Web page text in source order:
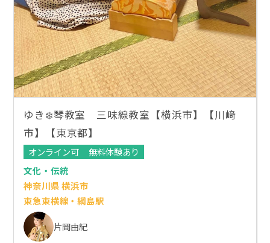
ゆき❄️琴教室 三味線教室【横浜市】【川﨑
市】【東京都】
オンライン可
無料体験あり
文化・伝統
神奈川県 横浜市
東急東横線・綱島駅
片岡由紀